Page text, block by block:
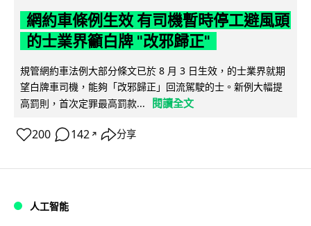
網約車條例生效 有司機暫時停工避風頭
的士業界籲白牌 "改邪歸正"
規管網約車法例大部分條文已於 8 月 3 日生效，的士業界就期
望白牌車司機，能夠「改邪歸正」回流駕駛的士。新例大幅提
高罰則，首次定罪最高罰款...
閱讀全文
200 142 ↗ 分享
人工智能